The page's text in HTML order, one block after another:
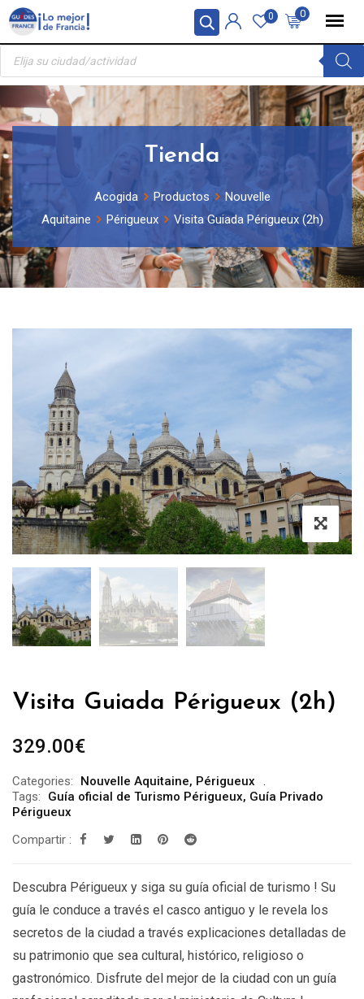
Panel de gestión de cookies
Skip
content
0
0
Búsqueda
productos
Tienda
Acogida Productos
Nouvelle
Aquitaine
Périgueux Visita Guiada Périgueux (2h)
Visita Guiada Périgueux (2h)
329.00€
Categories: Nouvelle Aquitaine, Périgueux
Tags:
Guía oficial de Turismo Périgueux, Guía Privado
Périgueux
Compartir :
Descubra Périgueux y siga su guía oficial de turismo ! Su
guía le conduce a través el casco antiguo y le revela los
secretos de la ciudad a través explicaciones detalladas de
su patrimonio que sea cultural, histórico, religioso o
gastronómico. Disfrute del mejor de la ciudad con un guía